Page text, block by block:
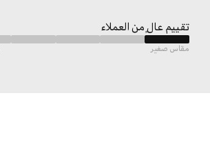
تقييم عالٍ من العملاء
مقاس صغير